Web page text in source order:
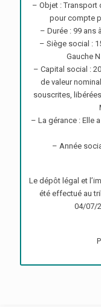
– Objet : Transport
pour compte
– Durée : 99 ans
– Siège social :
Gauche
– Capital social :
de valeur
souscrites,
– La gérance : Elle
– Année
Le dépôt légal et
été effectué au
04/07/